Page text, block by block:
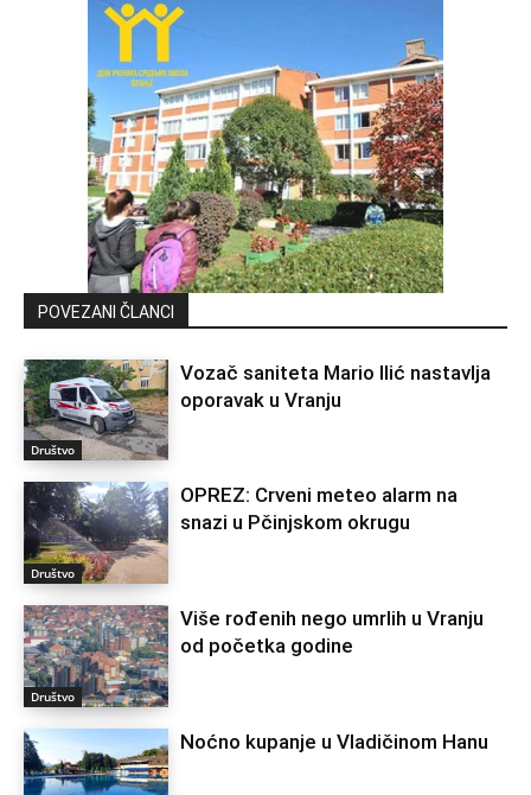
POVEZANI ČLANCI
Društvo
Vozač saniteta Mario Ilić nastavlja
oporavak u Vranju
Društvo
OPREZ: Crveni meteo alarm na
snazi u Pčinjskom okrugu
Društvo
Više rođenih nego umrlih u Vranju
od početka godine
Noćno kupanje u Vladičinom Hanu